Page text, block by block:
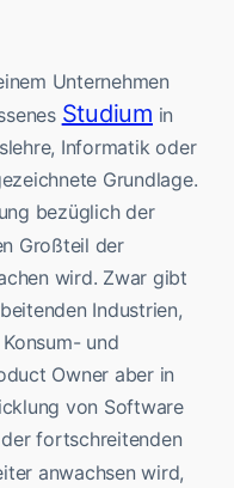
Unternehmen
Studium in
Informatik oder
Grundlage.
bezüglich der
Großteil der
wird. Zwar gibt
Industrien,
und
Owner aber in
von Software
fortschreitenden
anwachsen wird,